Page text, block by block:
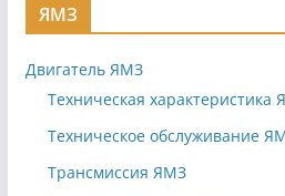
ЯМЗ
Двигатель ЯМЗ
Техническая характеристика
Техническое обслуживание
Трансмиссия ЯМЗ